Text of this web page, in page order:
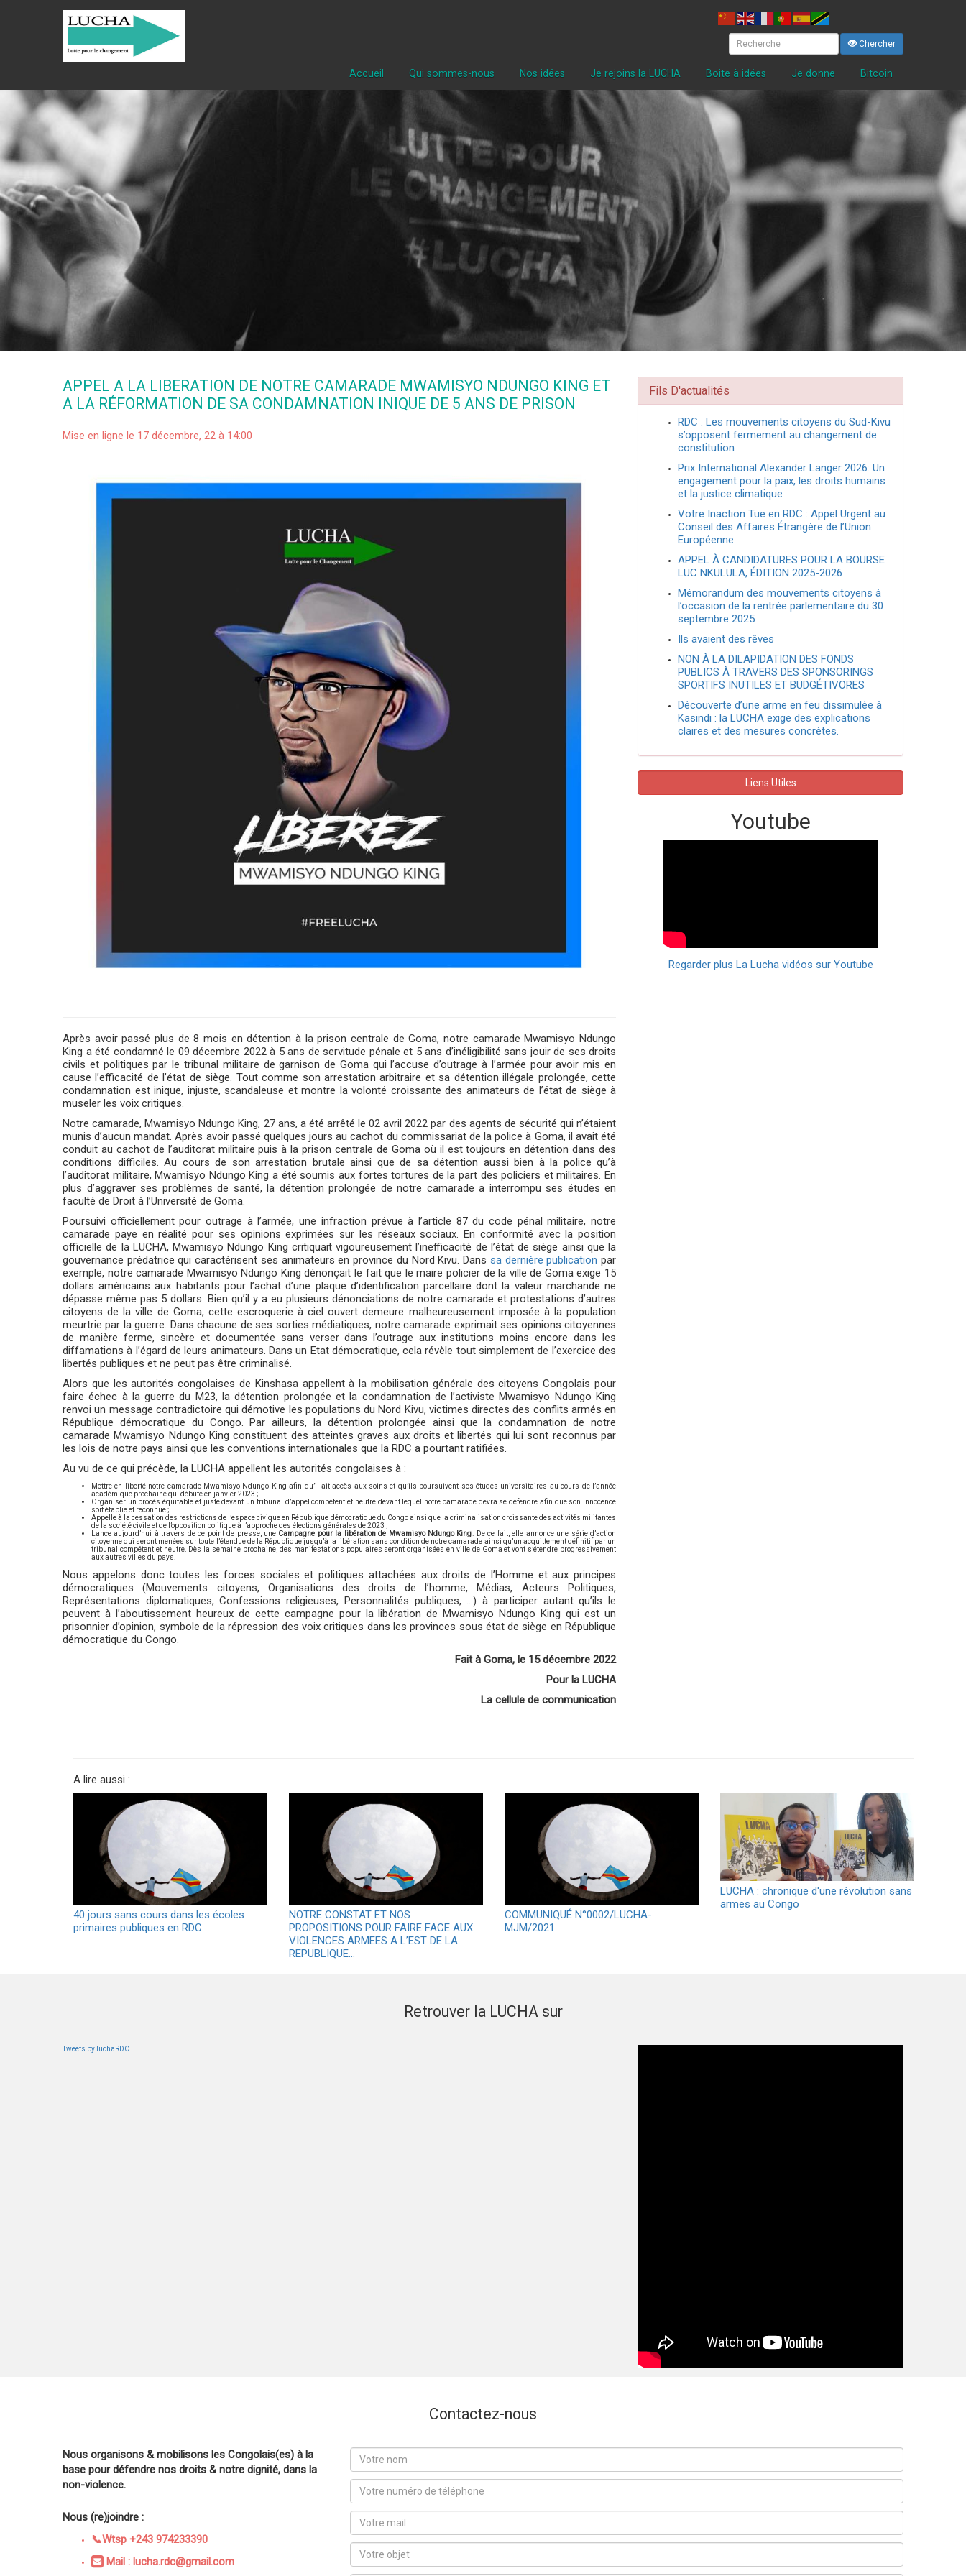
Chercher
Accueil Qui sommes-nous Nos idées Je rejoins la LUCHA Boite à idées Je donne Bitcoin
APPEL A LA LIBERATION DE NOTRE CAMARADE MWAMISYO NDUNGO KING ET
A LA RÉFORMATION DE SA CONDAMNATION INIQUE DE 5 ANS DE PRISON
Mise en ligne le 17 décembre, 22 à 14:00
Après avoir passé plus de 8 mois en détention à la prison centrale de Goma, notre camarade Mwamisyo Ndungo
King a été condamné le 09 décembre 2022 à 5 ans de servitude pénale et 5 ans d’inéligibilité sans jouir de ses droits
civils et politiques par le tribunal militaire de garnison de Goma qui l’accuse d’outrage à l’armée pour avoir mis en
cause l’efficacité de l’état de siège. Tout comme son arrestation arbitraire et sa détention illégale prolongée, cette
condamnation est inique, injuste, scandaleuse et montre la volonté croissante des animateurs de l’état de siège à
museler les voix critiques.
Notre camarade, Mwamisyo Ndungo King, 27 ans, a été arrêté le 02 avril 2022 par des agents de sécurité qui n’étaient
munis d’aucun mandat. Après avoir passé quelques jours au cachot du commissariat de la police à Goma, il avait été
conduit au cachot de l’auditorat militaire puis à la prison centrale de Goma où il est toujours en détention dans des
conditions difficiles. Au cours de son arrestation brutale ainsi que de sa détention aussi bien à la police qu’à
l’auditorat militaire, Mwamisyo Ndungo King a été soumis aux fortes tortures de la part des policiers et militaires. En
plus d’aggraver ses problèmes de santé, la détention prolongée de notre camarade a interrompu ses études en
faculté de Droit à l’Université de Goma.
Poursuivi officiellement pour outrage à l’armée, une infraction prévue à l’article 87 du code pénal militaire, notre
camarade paye en réalité pour ses opinions exprimées sur les réseaux sociaux. En conformité avec la position
officielle de la LUCHA, Mwamisyo Ndungo King critiquait vigoureusement l’inefficacité de l’état de siège ainsi que la
gouvernance prédatrice qui caractérisent ses animateurs en province du Nord Kivu. Dans sa dernière publication par
exemple, notre camarade Mwamisyo Ndungo King dénonçait le fait que le maire policier de la ville de Goma exige 15
dollars américains aux habitants pour l’achat d’une plaque d’identification parcellaire dont la valeur marchande ne
dépasse même pas 5 dollars. Bien qu’il y a eu plusieurs dénonciations de notre camarade et protestations d’autres
citoyens de la ville de Goma, cette escroquerie à ciel ouvert demeure malheureusement imposée à la population
meurtrie par la guerre. Dans chacune de ses sorties médiatiques, notre camarade exprimait ses opinions citoyennes
de manière ferme, sincère et documentée sans verser dans l’outrage aux institutions moins encore dans les
diffamations à l’égard de leurs animateurs. Dans un Etat démocratique, cela révèle tout simplement de l’exercice des
libertés publiques et ne peut pas être criminalisé.
Alors que les autorités congolaises de Kinshasa appellent à la mobilisation générale des citoyens Congolais pour
faire échec à la guerre du M23, la détention prolongée et la condamnation de l’activiste Mwamisyo Ndungo King
renvoi un message contradictoire qui démotive les populations du Nord Kivu, victimes directes des conflits armés en
République démocratique du Congo. Par ailleurs, la détention prolongée ainsi que la condamnation de notre
camarade Mwamisyo Ndungo King constituent des atteintes graves aux droits et libertés qui lui sont reconnus par
les lois de notre pays ainsi que les conventions internationales que la RDC a pourtant ratifiées.
Au vu de ce qui précède, la LUCHA appellent les autorités congolaises à :
Mettre en liberté notre camarade Mwamisyo Ndungo King afin qu’il ait accès aux soins et qu’ils poursuivent ses études universitaires au cours de l’année
académique prochaine qui débute en janvier 2023 ;
Organiser un procès équitable et juste devant un tribunal d’appel compétent et neutre devant lequel notre camarade devra se défendre afin que son innocence
soit établie et reconnue ;
Appelle à la cessation des restrictions de l’espace civique en République démocratique du Congo ainsi que la criminalisation croissante des activités militantes
de la société civile et de l’opposition politique à l’approche des élections générales de 2023 ;
Lance aujourd’hui à travers de ce point de presse, une Campagne pour la libération de Mwamisyo Ndungo King. De ce fait, elle annonce une série d’action
citoyenne qui seront menées sur toute l’étendue de la République jusqu’à la libération sans condition de notre camarade ainsi qu’un acquittement définitif par un
tribunal compétent et neutre. Dès la semaine prochaine, des manifestations populaires seront organisées en ville de Goma et vont s’étendre progressivement
aux autres villes du pays.
Nous appelons donc toutes les forces sociales et politiques attachées aux droits de l’Homme et aux principes
démocratiques (Mouvements citoyens, Organisations des droits de l’homme, Médias, Acteurs Politiques,
Représentations diplomatiques, Confessions religieuses, Personnalités publiques, …) à participer autant qu’ils le
peuvent à l’aboutissement heureux de cette campagne pour la libération de Mwamisyo Ndungo King qui est un
prisonnier d’opinion, symbole de la répression des voix critiques dans les provinces sous état de siège en République
démocratique du Congo.
Fait à Goma, le 15 décembre 2022
Pour la LUCHA
La cellule de communication
Fils D'actualités
RDC : Les mouvements citoyens du Sud-Kivu
s’opposent fermement au changement de
constitution
Prix International Alexander Langer 2026: Un
engagement pour la paix, les droits humains
et la justice climatique
Votre Inaction Tue en RDC : Appel Urgent au
Conseil des Affaires Étrangère de l’Union
Européenne.
APPEL À CANDIDATURES POUR LA BOURSE
LUC NKULULA, ÉDITION 2025-2026
Mémorandum des mouvements citoyens à
l’occasion de la rentrée parlementaire du 30
septembre 2025
Ils avaient des rêves
NON À LA DILAPIDATION DES FONDS
PUBLICS À TRAVERS DES SPONSORINGS
SPORTIFS INUTILES ET BUDGÉTIVORES
Découverte d’une arme en feu dissimulée à
Kasindi : la LUCHA exige des explications
claires et des mesures concrètes.
Liens Utiles
Youtube
Regarder plus La Lucha vidéos sur Youtube
A lire aussi :
40 jours sans cours dans les écoles
primaires publiques en RDC
NOTRE CONSTAT ET NOS
PROPOSITIONS POUR FAIRE FACE AUX
VIOLENCES ARMEES A L’EST DE LA
REPUBLIQUE…
COMMUNIQUÉ N°0002/LUCHA-
MJM/2021
LUCHA : chronique d'une révolution sans
armes au Congo
Retrouver la LUCHA sur
Tweets by luchaRDC
Contactez-nous
Nous organisons & mobilisons les Congolais(es) à la
base pour défendre nos droits & notre dignité, dans la
non-violence.
Nous (re)joindre :
📞Wtsp +243 974233390
Mail : lucha.rdc@gmail.com